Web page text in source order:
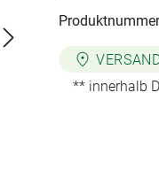
** innerhalb